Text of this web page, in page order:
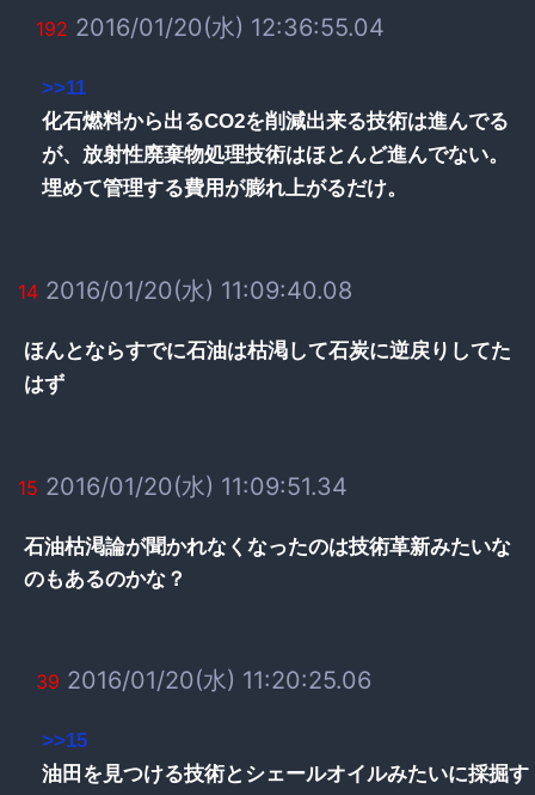
192 2016/01/20(水) 12:36:55.04
>>11
化石燃料から出るCO2を削減出来る技術は進んでる
が、放射性廃棄物処理技術はほとんど進んでない。
埋めて管理する費用が膨れ上がるだけ。
14 2016/01/20(水) 11:09:40.08
ほんとならすでに石油は枯渇して石炭に逆戻りしてた
はず
15 2016/01/20(水) 11:09:51.34
石油枯渇論が聞かれなくなったのは技術革新みたいな
のもあるのかな？
39 2016/01/20(水) 11:20:25.06
>>15
油田を見つける技術とシェールオイルみたいに採掘す